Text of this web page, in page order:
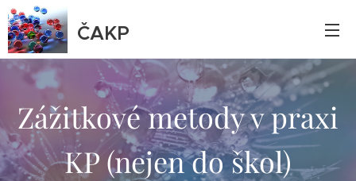
ČAKP
Zážitkové metody v praxi
KP (nejen do škol)